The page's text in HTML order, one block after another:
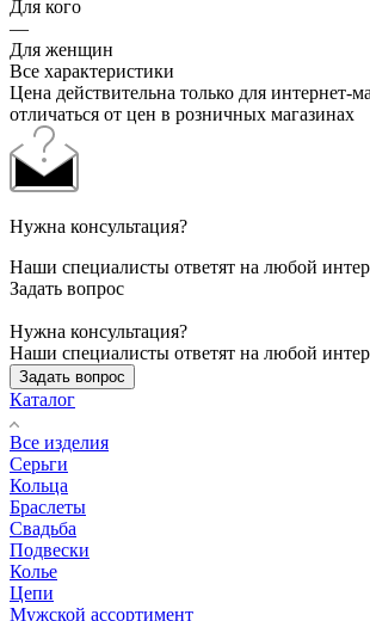
Для кого
—
Для женщин
Все характеристики
Цена действительна только для интернет-
отличаться от цен в розничных магазинах
Нужна консультация?
Наши специалисты ответят на любой
Задать вопрос
Нужна консультация?
Наши специалисты ответят на любой
Задать вопрос
Каталог
Все изделия
Серьги
Кольца
Браслеты
Свадьба
Подвески
Колье
Цепи
Мужской ассортимент